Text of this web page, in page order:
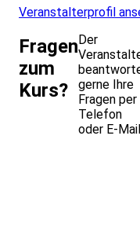
Veranstalterprofil
Fragen
zum
Kurs?
Der
gerne Ihre
Fragen per
Telefon
oder E-